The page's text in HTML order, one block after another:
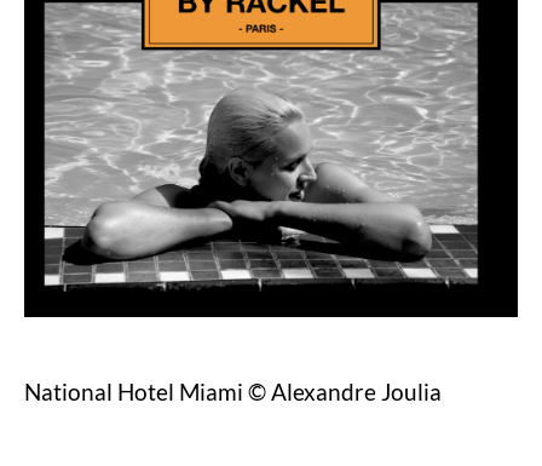
National Hotel Miami © Alexandre Joulia